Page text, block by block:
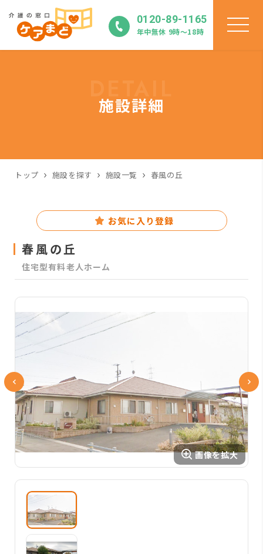
0120-89-1165
年中無休 9時〜18時
施設詳細
トップ 施設を探す 施設一覧 春風の丘
お気に入り登録
春風の丘
住宅型有料老人ホーム